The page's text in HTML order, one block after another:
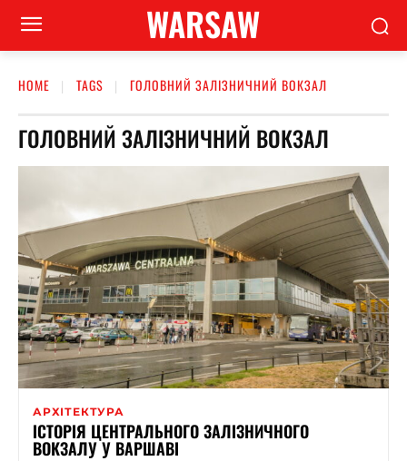
WARSAW
HOME TAGS ГОЛОВНИЙ ЗАЛІЗНИЧНИЙ ВОКЗАЛ
ГОЛОВНИЙ ЗАЛІЗНИЧНИЙ ВОКЗАЛ
АРХІТЕКТУРА
ІСТОРІЯ ЦЕНТРАЛЬНОГО ЗАЛІЗНИЧНОГО
ВОКЗАЛУ У ВАРШАВІ